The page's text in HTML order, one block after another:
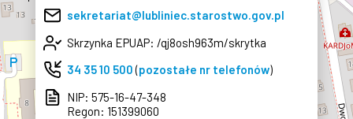
sekretariat@lubliniec.starostwo.gov.pl
Skrzynka EPUAP: /qj8osh963m/skrytka
34 35 10 500(pozostałe nr telefonów)
NIP: 575-16-47-348
Regon: 151399060